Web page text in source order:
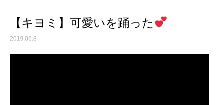
【キヨミ】可愛いを踊った
2019.06.8